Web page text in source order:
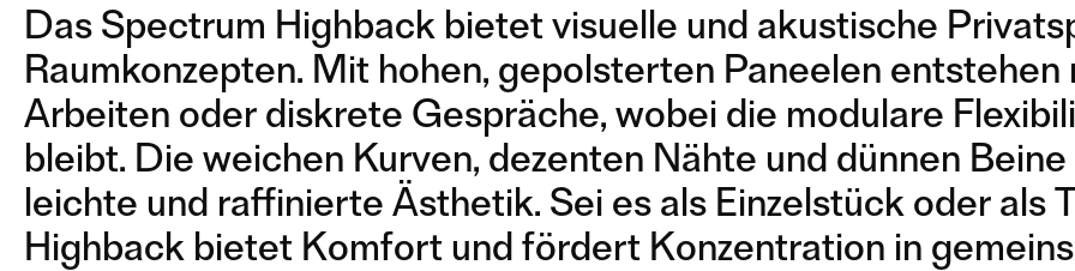
H1 2,5SEATER B01 H2 3SEATER B02 H2 3,5SEATER B03
Das Spectrum Highback bietet visuelle und akustische
Raumkonzepten. Mit hohen, gepolsterten Paneelen
Arbeiten oder diskrete Gespräche, wobei die modulare
bleibt. Die weichen Kurven, dezenten Nähte und dünnen
leichte und raffinierte Ästhetik. Sei es als Einzelstück oder als
Highback bietet Komfort und fördert Konzentration in